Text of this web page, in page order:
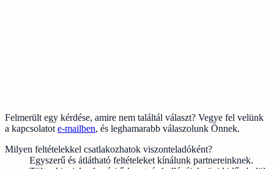
Felmerült egy kérdése, amire nem találtál választ? Vegye fel velünk
a kapcsolatot e-mailben, és leghamarabb válaszolunk Önnek.
Milyen feltételekkel csatlakozhatok viszonteladóként?
Egyszerű és átlátható feltételeket kínálunk partnereinknek.